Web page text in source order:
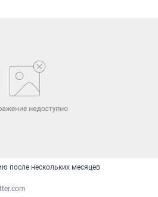
после нескольких месяцев